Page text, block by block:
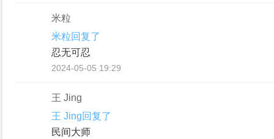
米粒
米粒回复了
忍无可忍
2024-05-05 19:29
王 Jing
王 Jing回复了
民间大师